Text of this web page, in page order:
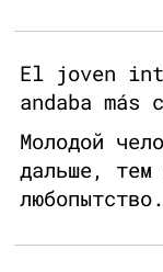
El joven
andaba
Молодой
дальше, тем
любопытство.